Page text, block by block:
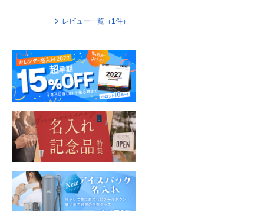
レビュー一覧（ 1 件）